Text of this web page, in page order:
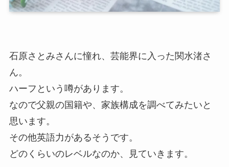
石原さとみさんに憧れ、芸能界に入った関水渚さ
ん。
ハーフという噂があります。
なので父親の国籍や、家族構成を調べてみたいと
思います。
その他英語力があるそうです。
どのくらいのレベルなのか、見ていきます。